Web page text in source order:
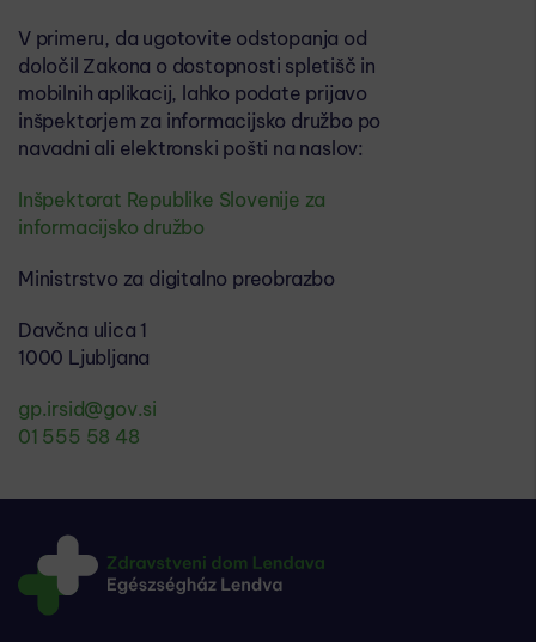
V primeru, da ugotovite odstopanja od
določil Zakona o dostopnosti spletišč in
mobilnih aplikacij, lahko podate prijavo
inšpektorjem za informacijsko družbo po
navadni ali elektronski pošti na naslov:
Inšpektorat Republike Slovenije za
informacijsko družbo
Ministrstvo za digitalno preobrazbo
Davčna ulica 1
1000 Ljubljana
gp.irsid@gov.si
01 555 58 48